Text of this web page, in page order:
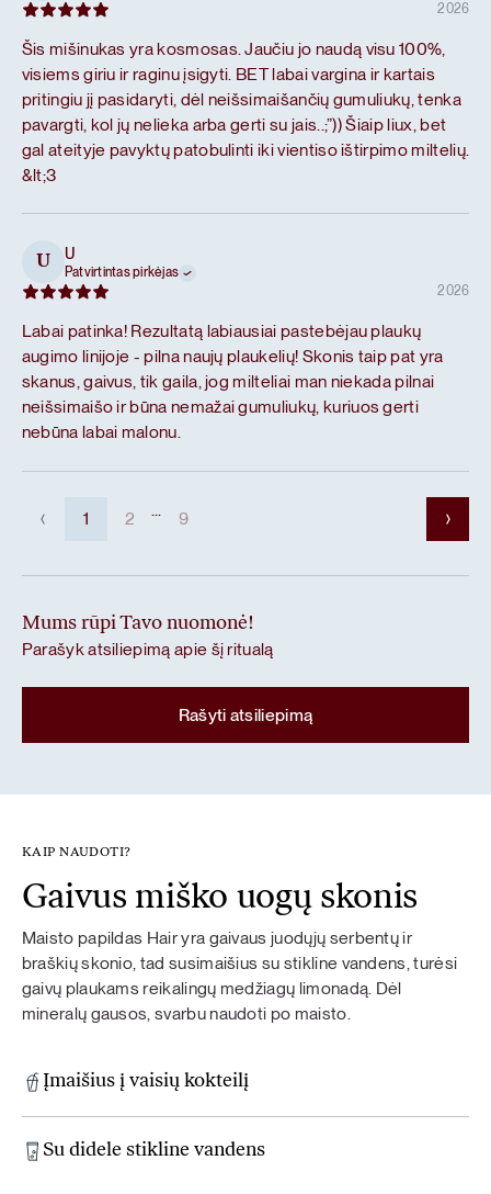
2026
Šis mišinukas yra kosmosas. Jaučiu jo naudą visu 100%,
visiems giriu ir raginu įsigyti. BET labai vargina ir kartais
pritingiu jį pasidaryti, dėl neišsimaišančių gumuliukų, tenka
pavargti, kol jų nelieka arba gerti su jais..;”)) Šiaip liux, bet
gal ateityje pavyktų patobulinti iki vientiso ištirpimo miltelių.
&lt;3
U U
Patvirtintas pirkėjas
2026
Labai patinka! Rezultatą labiausiai pastebėjau plaukų
augimo linijoje - pilna naujų plaukelių! Skonis taip pat yra
skanus, gaivus, tik gaila, jog milteliai man niekada pilnai
neišsimaišo ir būna nemažai gumuliukų, kuriuos gerti
nebūna labai malonu.
1 2 ... 9
Mums rūpi Tavo nuomonė!
Parašyk atsiliepimą apie šį ritualą
Rašyti atsiliepimą
KAIP NAUDOTI?
Gaivus miško uogų skonis
Maisto papildas Hair yra gaivaus juodųjų serbentų ir
braškių skonio, tad susimaišius su stikline vandens, turėsi
gaivų plaukams reikalingų medžiagų limonadą. Dėl
mineralų gausos, svarbu naudoti po maisto.
Įmaišius į vaisių kokteilį
Su didele stikline vandens